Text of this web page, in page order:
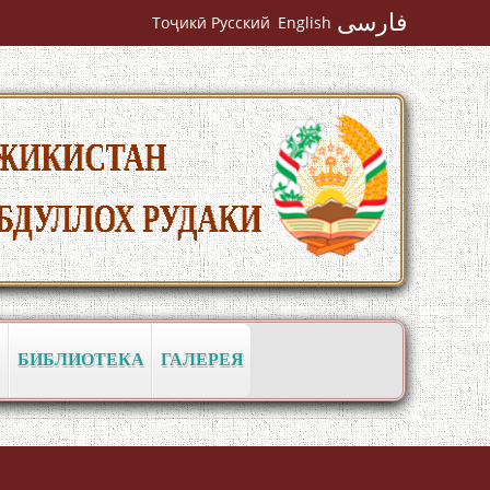
Тоҷикӣ Русский English فارسی
БИБЛИОТЕКА ГАЛЕРЕЯ
به عبارت دیگر: گفتگو با مومن قناعت
Mumin Qanoat
Қаноат\Meeting of young talents with
Mumyin Kanoat